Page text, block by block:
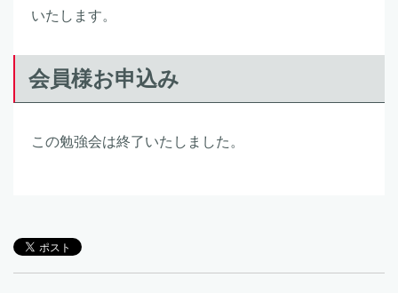
いたします。
会員様お申込み
この勉強会は終了いたしました。